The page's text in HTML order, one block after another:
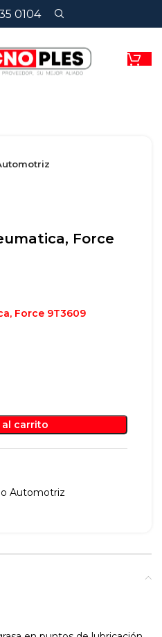
0104
Force
Force 9T3609
carrito
Automotriz